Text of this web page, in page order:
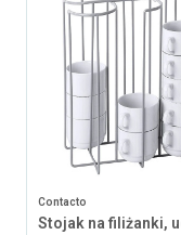
Contacto
Stojak na filiżanki,